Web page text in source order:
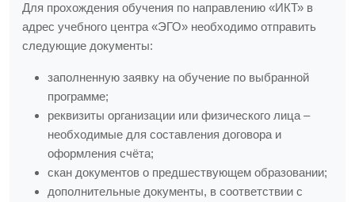
Для прохождения обучения по направлению «ИКТ» в
адрес учебного центра «ЭГО» необходимо отправить
следующие документы:
заполненную заявку на обучение по выбранной
программе;
реквизиты организации или физического лица –
необходимые для составления договора и
оформления счёта;
скан документов о предшествующем образовании;
дополнительные документы, в соответствии с